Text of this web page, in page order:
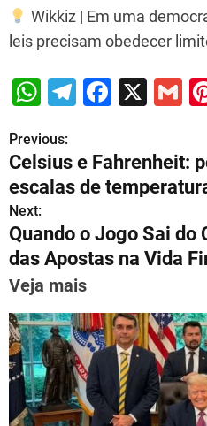
Wikkiz | Em uma
leis precisam obedecer
W
at
s
A
p
p
T
gr
a
m
F
c
e
b
o
o
X
G
ai
l
P
o
s
t
n
a
v
i
g
Previous:
Celsius e Fahrenheit:
escalas de
Next:
Quando o Jogo Sai do
das Apostas na Vida
Veja mais